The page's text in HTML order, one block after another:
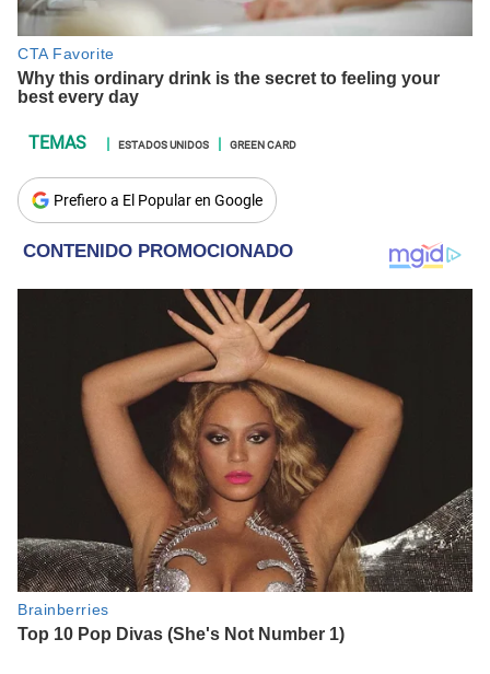
ESTADOS UNIDOS GREEN CARD
Prefiero a El Popular en Google